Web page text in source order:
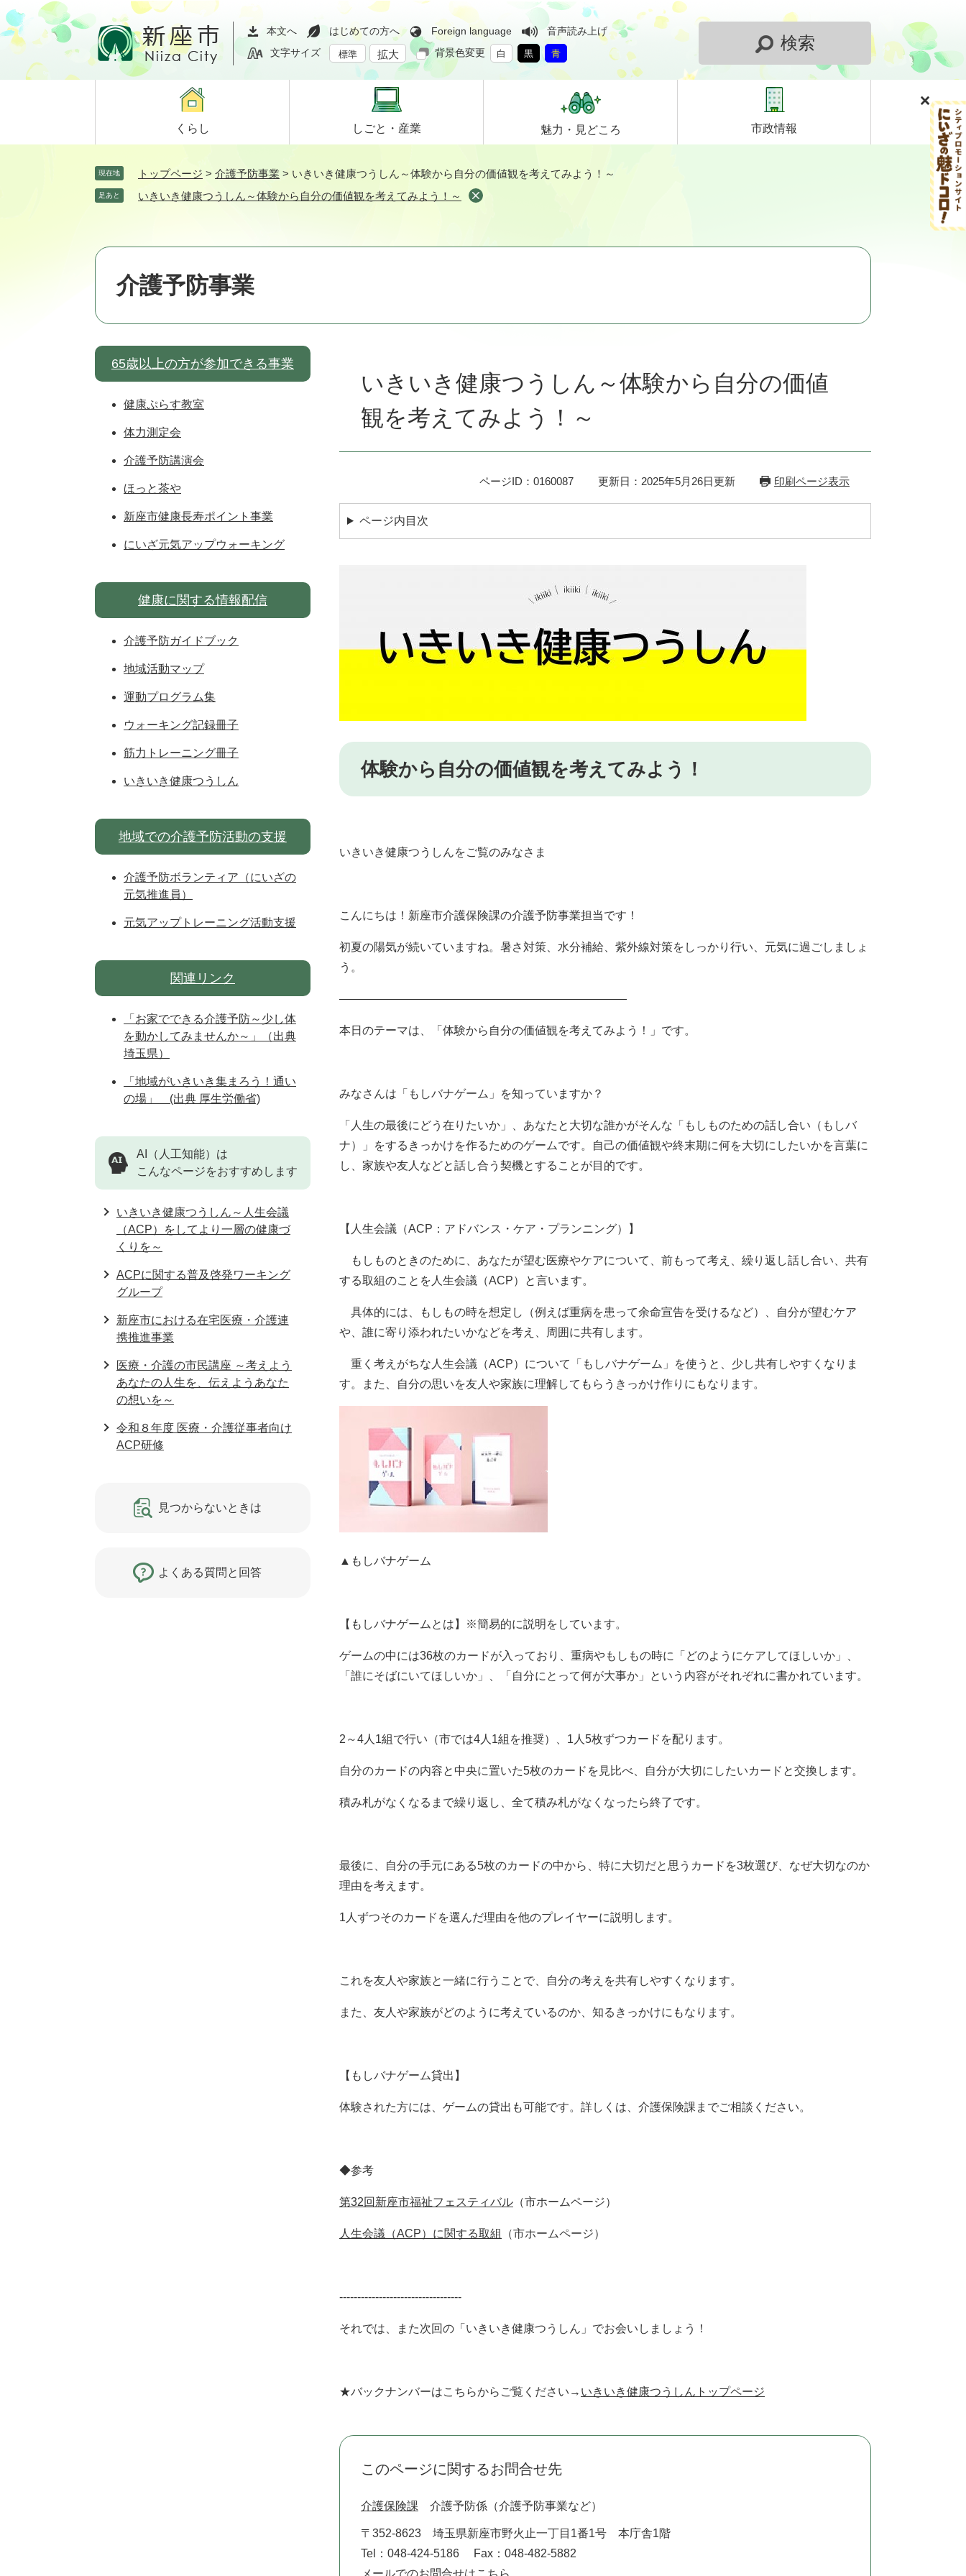
ペ
ー
ジ
メ
ニ
ュ
て
本文へ はじめての方へ Foreign language
音声読み上げ
文字サイズ
標準 拡大 背景色変更 白 黒 青
検索
くらし しごと・ 産業 魅力・ 見どころ 市政情報
現在地 トップページ > 介護予防事業 > いきいき健康つうしん～体験から自分の価値観を考えてみよう！～
足あと いきいき健康つうしん～体験から自分の価値観を考えてみよう！～
介護予防事業
いきいき健康つうしん～体験から自分の価値
観を考えてみよう！～
ページID：0160087 更新日：2025年5月26日更新 印刷ページ表示
ページ内目次
体験から自分の価値観を考えてみよう！
いきいき健康つうしんをご覧のみなさま
こんにちは！新座市介護保険課の介護予防事業担当です！
初夏の陽気が続いていますね。暑さ対策、水分補給、紫外線対策をしっかり行い、元気に過ごしましょ
う。
―――――――――――――――――――――――――
本日のテーマは、「体験から自分の価値観を考えてみよう！」です。
みなさんは「もしバナゲーム」を知っていますか？
「人生の最後にどう在りたいか」、あなたと大切な誰かがそんな「もしものための話し合い（もしバ
ナ）」をするきっかけを作るためのゲームです。自己の価値観や終末期に何を大切にしたいかを言葉に
し、家族や友人などと話し合う契機とすることが目的です。
【人生会議（ACP：アドバンス・ケア・プランニング）】
もしものときのために、あなたが望む医療やケアについて、前もって考え、繰り返し話し合い、共有
する取組のことを人生会議（ACP）と言います。
具体的には、もしもの時を想定し（例えば重病を患って余命宣告を受けるなど）、自分が望むケア
や、誰に寄り添われたいかなどを考え、周囲に共有します。
重く考えがちな人生会議（ACP）について「もしバナゲーム」を使うと、少し共有しやすくなりま
す。また、自分の思いを友人や家族に理解してもらうきっかけ作りにもなります。
▲もしバナゲーム
【もしバナゲームとは】※簡易的に説明をしています。
ゲームの中には36枚のカードが入っており、重病やもしもの時に「どのようにケアしてほしいか」、
「誰にそばにいてほしいか」、「自分にとって何が大事か」という内容がそれぞれに書かれています。
2～4人1組で行い（市では4人1組を推奨）、1人5枚ずつカードを配ります。
自分のカードの内容と中央に置いた5枚のカードを見比べ、自分が大切にしたいカードと交換します。
積み札がなくなるまで繰り返し、全て積み札がなくなったら終了です。
最後に、自分の手元にある5枚のカードの中から、特に大切だと思うカードを3枚選び、なぜ大切なのか
理由を考えます。
1人ずつそのカードを選んだ理由を他のプレイヤーに説明します。
これを友人や家族と一緒に行うことで、自分の考えを共有しやすくなります。
また、友人や家族がどのように考えているのか、知るきっかけにもなります。
【もしバナゲーム貸出】
体験された方には、ゲームの貸出も可能です。詳しくは、介護保険課までご相談ください。
◆参考
第32回新座市福祉フェスティバル （市ホームページ）
人生会議（ACP）に関する取組 （市ホームページ）
----------------------------------
それでは、また次回の「いきいき健康つうしん」でお会いしましょう！
★バックナンバーはこちらからご覧ください→ いきいき健康つうしんトップページ
このページに関するお問合せ先
介護保険課 介護予防係（介護予防事業など）
〒352-8623
埼玉県新座市野火止一丁目1番1号 本庁舎1階
Tel：048-424-5186
Fax：048-482-5882
メールでのお問合せはこちら
65歳以上の方が参加できる事業
健康ぷらす教室
体力測定会
介護予防講演会
ほっと茶や
新座市健康長寿ポイント事業
にいざ元気アップウォーキング
健康に関する情報配信
介護予防ガイドブック
地域活動マップ
運動プログラム集
ウォーキング記録冊子
筋力トレーニング冊子
いきいき健康つうしん
地域での介護予防活動の支援
介護予防ボランティア（にいざの
元気推進員）
元気アップトレーニング活動支援
関連リンク
「お家でできる介護予防～少し体
を動かしてみませんか～」（出典
埼玉県）
「地域がいきいき集まろう！通い
の場」 (出典 厚生労働省)
AI（人工知能）は
こんなページをおすすめします
いきいき健康つうしん～人生会議
（ACP）をしてより一層の健康づ
くりを～
ACPに関する普及啓発ワーキング
グループ
新座市における在宅医療・介護連
携推進事業
医療・介護の市民講座 ～考えよう
あなたの人生を、伝えようあなた
の想いを～
令和８年度 医療・介護従事者向け
ACP研修
見つからないときは
よくある質問と回答